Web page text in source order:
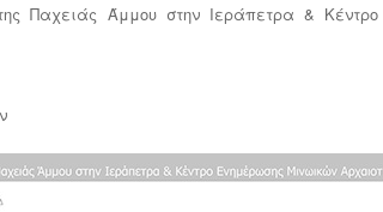
Παχειάς Άμμου στην Ιεράπετρα &